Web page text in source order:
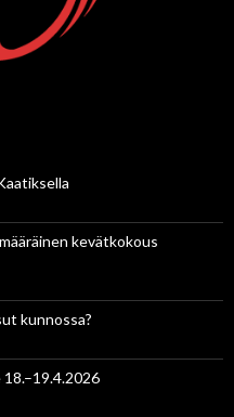
kevätkokous
kunnossa?